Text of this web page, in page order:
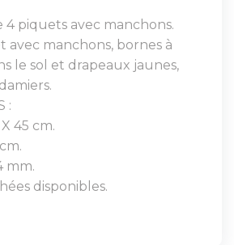
4 piquets avec manchons.
avec manchons, bornes à
le sol et drapeaux jaunes,
:
45 cm.
mm.
disponibles.